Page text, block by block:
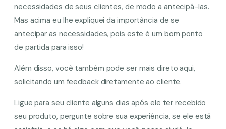
necessidades de seus clientes, de modo a antecipá-las.
Mas acima eu lhe expliquei da importância de se
antecipar as necessidades, pois este é um bom ponto
de partida para isso!
Além disso, você também pode ser mais direto aqui,
solicitando um feedback diretamente ao cliente.
Ligue para seu cliente alguns dias após ele ter recebido
seu produto, pergunte sobre sua experiência, se ele está